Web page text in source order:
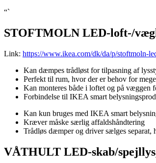
“`
STOFTMOLN LED-loft-/
Link: https://www.ikea.com/dk/da/p/stoftmoln-
Kan dæmpes trådløst for tilpasning af
Perfekt til rum, hvor der er behov for
Kan monteres både i loftet og på væggen
Forbindelse til IKEA smart
Kan kun bruges med IKEA smart
Kræver måske særlig affaldshåndtering
Trådløs dæmper og driver sælges separat,
VÅTHULT LED-skab/